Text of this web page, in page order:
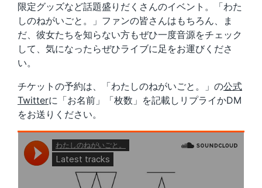
限定グッズなど話題盛りだくさんのイベント。「わた
しのねがいごと。」ファンの皆さんはもちろん、ま
だ、彼女たちを知らない方もぜひ一度音源をチェック
して、気になったらぜひライブに足をお運びくださ
い。
チケットの予約は、「わたしのねがいごと。」の公式
Twitterに「お名前」「枚数」を記載しリプライかDM
をお送りください。